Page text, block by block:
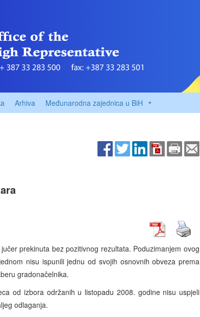
Arhiva Međunarodna zajednica u BiH
prekinuta bez pozitivnog rezultata. Poduzimanjem ovog
nisu ispunili jednu od svojih osnovnih obveza prema
gradonačelnika.
od izbora održanih u listopadu 2008. godine nisu uspjeli
odlaganja.